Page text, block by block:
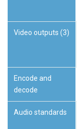
Video outputs (3)
Encode and
decode
Audio standards